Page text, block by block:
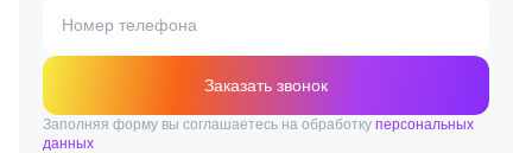
Номер телефона
Заказать звонок
Заполняя форму вы соглашаетесь на обработку персональных
данных